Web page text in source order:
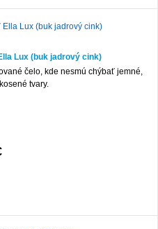
Lux (buk jadrový cink)
čelo, kde nesmú chýbať jemné,
tvary.